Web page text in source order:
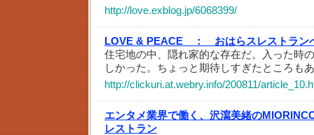
http://love.exblog.jp/6068399/
LOVE & PEACE ：
おはらスレストラン
住宅地の中、隠れ家的な存在だ。入った時
しかった。ちょっと期待しすぎたところも
http://clickuri.at.webry.info/200811/
エンタメ業界で働く、沢瀉美緒の
レストラン